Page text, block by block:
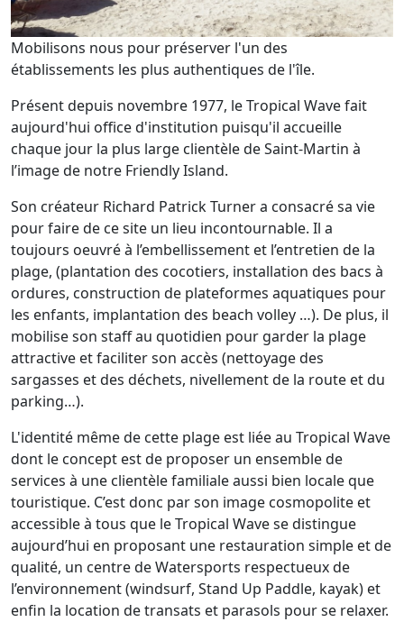
Mobilisons nous pour préserver l'un des
établissements les plus authentiques de l'île.
Présent depuis novembre 1977, le Tropical Wave fait
aujourd'hui office d'institution puisqu'il accueille
chaque jour la plus large clientèle de Saint-Martin à
l’image de notre Friendly Island.
Son créateur Richard Patrick Turner a consacré sa vie
pour faire de ce site un lieu incontournable. Il a
toujours oeuvré à l’embellissement et l’entretien de la
plage, (plantation des cocotiers, installation des bacs à
ordures, construction de plateformes aquatiques pour
les enfants, implantation des beach volley …). De plus, il
mobilise son staff au quotidien pour garder la plage
attractive et faciliter son accès (nettoyage des
sargasses et des déchets, nivellement de la route et du
parking…).
L'identité même de cette plage est liée au Tropical Wave
dont le concept est de proposer un ensemble de
services à une clientèle familiale aussi bien locale que
touristique. C’est donc par son image cosmopolite et
accessible à tous que le Tropical Wave se distingue
aujourd’hui en proposant une restauration simple et de
qualité, un centre de Watersports respectueux de
l’environnement (windsurf, Stand Up Paddle, kayak) et
enfin la location de transats et parasols pour se relaxer.